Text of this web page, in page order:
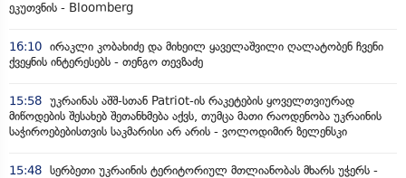
ეკუთვნის - Bloomberg
16:10 ირაკლი კობახიძე და მიხეილ ყაველაშვილი ღალატობენ ჩვენი
ქვეყნის ინტერესებს - თენგო თევზაძე
15:58 უკრაინას აშშ-სთან Patriot-ის რაკეტების ყოველთვიურად
მიწოდების შესახებ შეთანხმება აქვს, თუმცა მათი რაოდენობა უკრაინის
საჭიროებებისთვის საკმარისი არ არის - ვოლოდიმირ ზელენსკი
15:48 სერბეთი უკრაინის ტერიტორიულ მთლიანობას მხარს უჭერს -